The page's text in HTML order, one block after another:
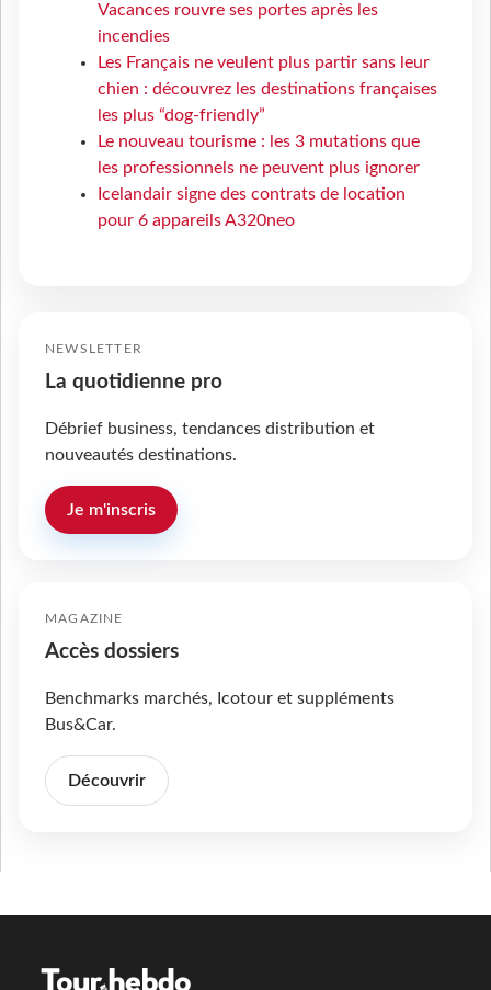
Vacances rouvre ses portes après les
incendies
Les Français ne veulent plus partir sans leur
chien : découvrez les destinations françaises
les plus “dog-friendly”
Le nouveau tourisme : les 3 mutations que
les professionnels ne peuvent plus ignorer
Icelandair signe des contrats de location
pour 6 appareils A320neo
NEWSLETTER
La quotidienne pro
Débrief business, tendances distribution et
nouveautés destinations.
Je m'inscris
MAGAZINE
Accès dossiers
Benchmarks marchés, Icotour et suppléments
Bus&Car.
Découvrir